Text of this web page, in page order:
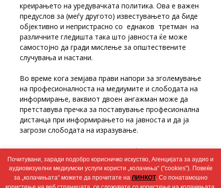
креирањето на уредувачката политика. Ова е важен
предуслов за (меѓу другото) известувањето да биде
објективно и непристрасно со еднаков третман на
различните гледишта така што јавноста ќе може
самостојно да гради мислење за општествените
случувања и настани.
Во време кога земјава прави напори за зголемување
на професионалноста на медиумите и слободата на
информирање, ваквиот двоен ангажман може да
претставува пречка за поставување професионална
дистанца при информирањето на јавноста и да ја
загрози слободата на изразување.
Во врска со ова, Агенцијата ги информираше и
премиерот Зоран Заев и двете телевизии.
Почитувани, заради подобро корисничко искуство, Агенцијата за аудио и
аудиовизуелни медиумски услуги користи „колачиња“ ("cookies"). Повеќе
за „колачињата“ можете да прочитате на ЛИНКОТ. Со понатамошно